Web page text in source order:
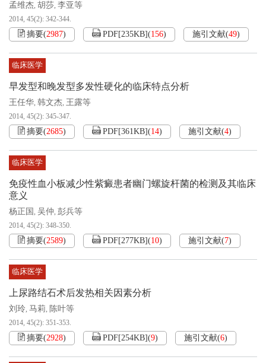
孟维杰, 胡莎, 李亚等
2014, 45(2): 342-344.
摘要(2987) PDF[235KB](156) 施引文献(49)
临床医学
早发型和晚发型多发性硬化的临床特点分析
王任华, 韩文杰, 王露等
2014, 45(2): 345-347.
摘要(2685) PDF[361KB](14) 施引文献(4)
临床医学
免疫性血小板减少性紫癜患者幽门螺旋杆菌的检测及其临床
意义
杨正国 , 吴仲, 彭兵等
2014, 45(2): 348-350.
摘要(2589) PDF[277KB](10) 施引文献(7)
临床医学
上尿路结石术后发热相关因素分析
刘玲, 马莉, 陈叶等
2014, 45(2): 351-353.
摘要(2928) PDF[254KB](9) 施引文献(6)